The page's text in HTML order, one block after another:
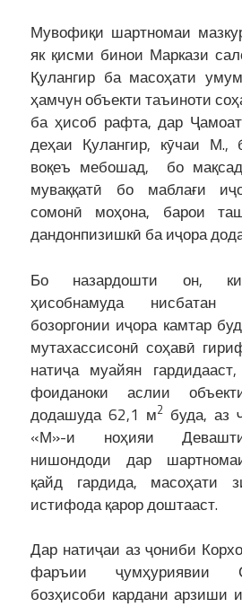
Мувофиқи шартномаи
як қисми бинои Маркази
Қулангир ба масоҳати
ҳамчун объекти таъиноти
ба ҳисоб рафта, дар
деҳаи Қулангир, кӯчаи
воқеъ мебошад, бо
муваққатӣ бо маблағи
сомонӣ моҳона, барои
дандонпизишкӣ ба иҷора
Бо назардошти он, ки
ҳисобнамуда
бозоргонии иҷора камтар
мутахассисонӣ соҳавӣ
натиҷа муайян
фоиданоки аслии
додашуда 62,1 м2 буда,
«М»-и ноҳияи
нишондоди дар
қайд гардида, масоҳати
истифода қарор доштааст.
Дар натиҷаи аз ҷониби
фаръии ҷумҳуриявии
бозҳисоби кардани арзиши